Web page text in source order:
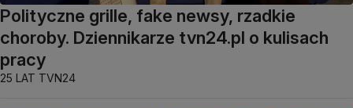
Polityczne grille, fake newsy, rzadkie
choroby. Dziennikarze tvn24.pl o kulisach
pracy
25 LAT TVN24